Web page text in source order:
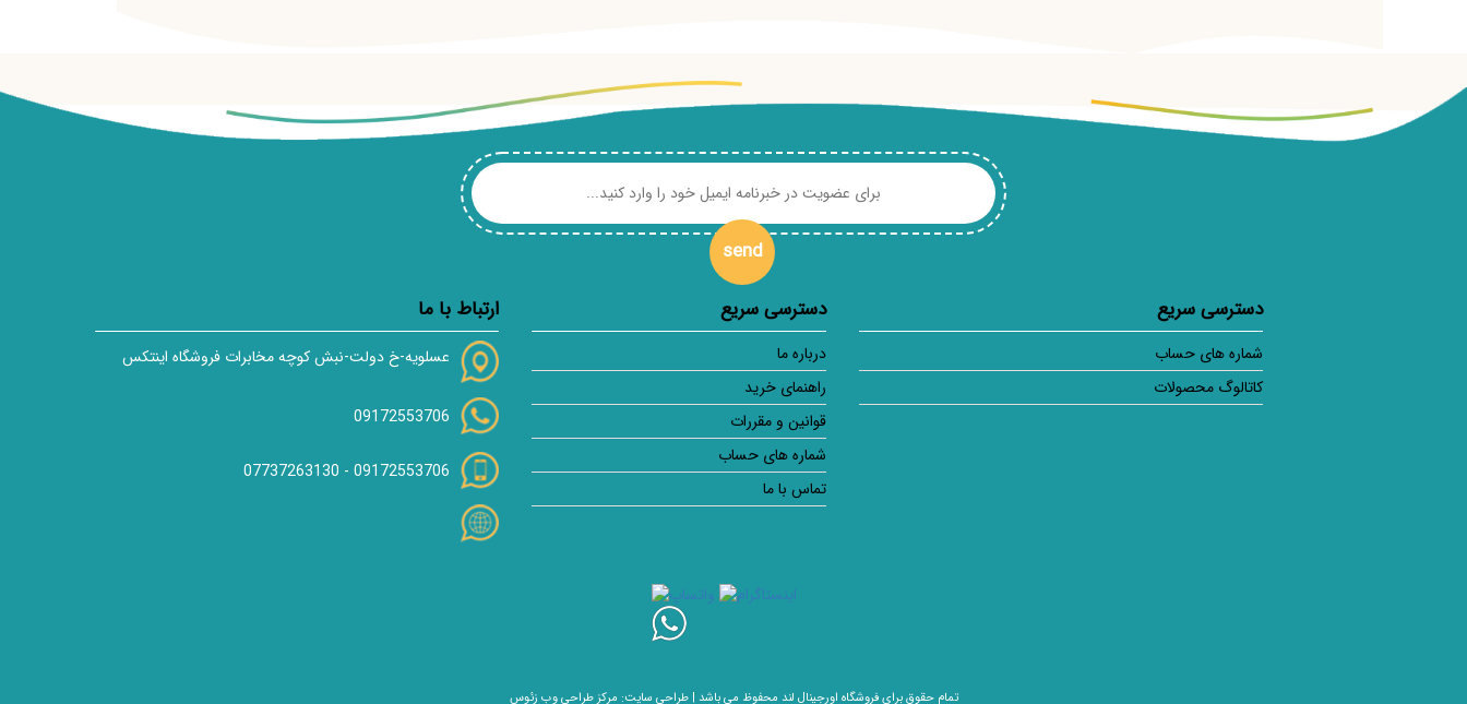
send
دسترسی سریع
شماره های حساب
کاتالوگ محصولات
دسترسی سریع
درباره ما
راهنمای خرید
قوانین و مقررات
شماره های حساب
تماس با ما
ارتباط با ما
عسلویه-خ دولت-نبش کوچه مخابرات فروشگاه اینتکس
09172553706
09172553706
-
07737263130
تمام حقوق برای فروشگاه اورجینال لند محفوظ می باشد | طراحی سایت: مرکز طراحی وب زئوس